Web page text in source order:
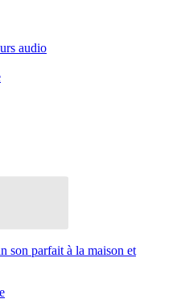
audio
son parfait à la maison et